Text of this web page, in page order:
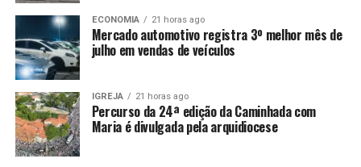
ECONOMIA 21 horas ago
Mercado automotivo registra 3º melhor mês de
julho em vendas de veículos
IGREJA 21 horas ago
Percurso da 24ª edição da Caminhada com
Maria é divulgada pela arquidiocese